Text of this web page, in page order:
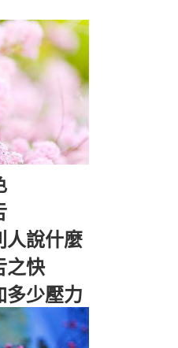
人說什麼
之快
多少壓力